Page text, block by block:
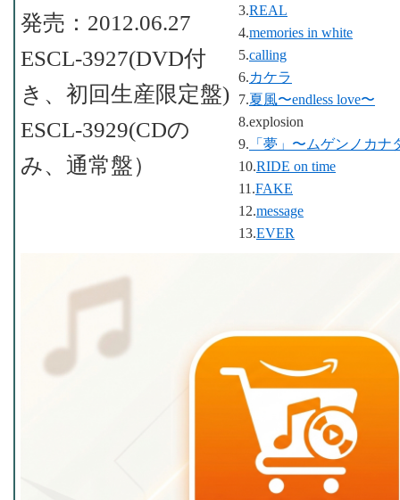
3.REAL
4.memories in white
5.calling
6.カケラ
7.夏風〜endless love〜
8.explosion
9. 「夢」〜ムゲンノカナ
10.RIDE on time
11.FAKE
12.message
13.EVER
発売：2012.06.27
ESCL-3927(DVD付
き、初回生産限定盤)
ESCL-3929(CDの
み、通常盤）